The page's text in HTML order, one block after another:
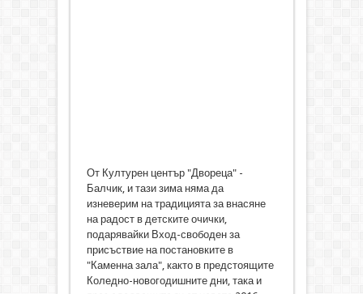
От Културен център "Двореца" -
Балчик, и тази зима няма да
изневерим на традицията за внасяне
на радост в детските очички,
подарявайки Вход-свободен за
присъствие на постановките в
"Каменна зала", както в предстоящите
Коледно-новогодишните дни, така и